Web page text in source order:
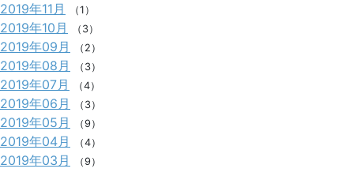
2019年11月 （1）
2019年10月 （3）
2019年09月 （2）
2019年08月 （3）
2019年07月 （4）
2019年06月 （3）
2019年05月 （9）
2019年04月 （4）
2019年03月 （9）